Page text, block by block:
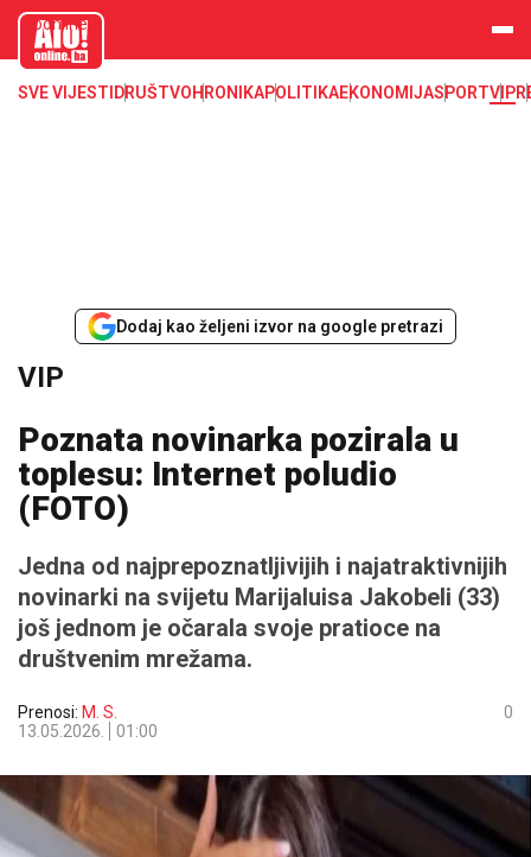
aloonline.b
SVE VIJESTI DRUŠTVOHRONIKAPOLITIKAEKONOMIJASPORTVIP
Dodaj kao željeni izvor na google pretrazi
VIP
Poznata novinarka pozirala u
toplesu: Internet poludio
(FOTO)
Jedna od najprepoznatljivijih i najatraktivnijih
novinarki na svijetu Marijaluisa Jakobeli (33)
još jednom je očarala svoje pratioce na
društvenim mrežama.
Prenosi: M. S.
13.05.2026.
01:00
0